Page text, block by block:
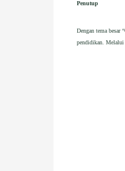
Penutup
Dengan tema besar
pendidikan. Melalui